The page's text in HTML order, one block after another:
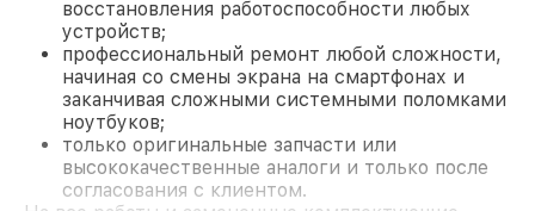
восстановления работоспособности любых
устройств;
профессиональный ремонт любой сложности,
начиная со смены экрана на смартфонах и
заканчивая сложными системными поломками
ноутбуков;
только оригинальные запчасти или
высококачественные аналоги и только после
согласования с клиентом.